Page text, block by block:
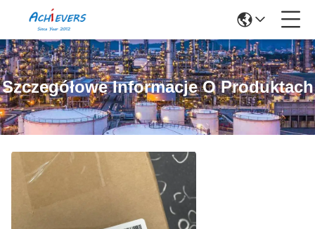
Szczegółowe Informacje O Produktach